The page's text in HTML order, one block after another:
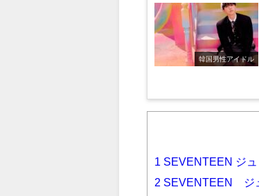
韓国男性アイドル
1
SEVENTEEN ジ
2 SEVENTEEN ジ